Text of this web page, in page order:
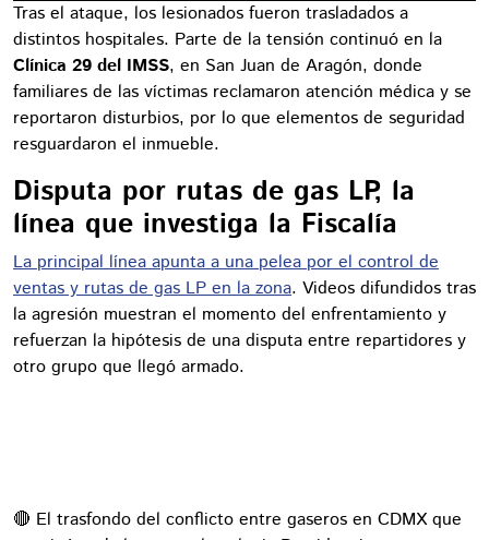
Tras el ataque, los lesionados fueron trasladados a
distintos hospitales. Parte de la tensión continuó en la
Clínica 29 del IMSS, en San Juan de Aragón, donde
familiares de las víctimas reclamaron atención médica y se
reportaron disturbios, por lo que elementos de seguridad
resguardaron el inmueble.
Disputa por rutas de gas LP, la
línea que investiga la Fiscalía
La principal línea apunta a una pelea por el control de
ventas y rutas de gas LP en la zona. Videos difundidos tras
la agresión muestran el momento del enfrentamiento y
refuerzan la hipótesis de una disputa entre repartidores y
otro grupo que llegó armado.
🔴 El trasfondo del conflicto entre gaseros en CDMX que